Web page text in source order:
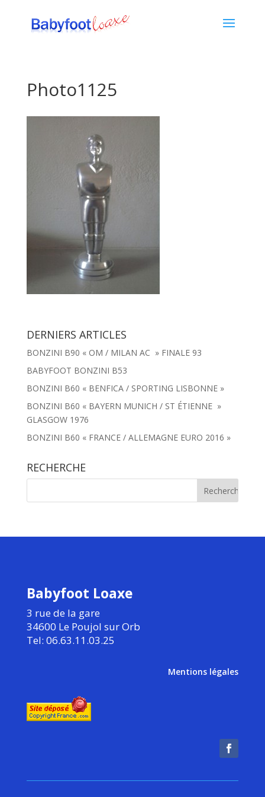
Photo1125
DERNIERS ARTICLES
BONZINI B90 « OM / MILAN AC » FINALE 93
BABYFOOT BONZINI B53
BONZINI B60 « BENFICA / SPORTING LISBONNE »
BONZINI B60 « BAYERN MUNICH / ST ÉTIENNE »
GLASGOW 1976
BONZINI B60 « FRANCE / ALLEMAGNE EURO 2016 »
RECHERCHE
Babyfoot Loaxe
3 rue de la gare
34600 Le Poujol sur Orb
Tel: 06.63.11.03.25
Mentions légales